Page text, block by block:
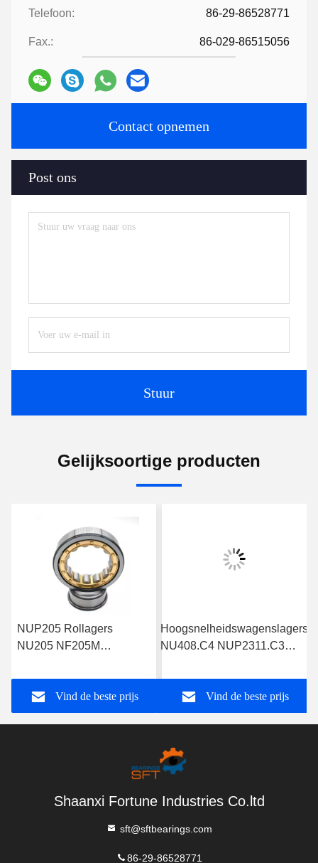
Telefoon: 86-29-86528771
Fax.: 86-029-86515056
Contact opnemen
Post ons
Stuur
Gelijksoortige producten
NUP205 Rollagers
NU205 NF205M
NJ205 NUP205
Afmetingen 25*52*15mm
Vind de beste prijs
Hoogsnelheidswagenslagers
NU408.C4 NUP2311.C3
Vind de beste prijs
Shaanxi Fortune Industries Co.ltd
sft@sftbearings.com
86-29-86528771